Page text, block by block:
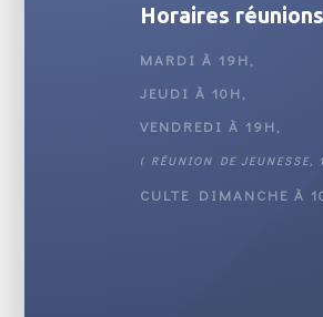
Horaires réunions
MARDI À 19H,
JEUDI À 10H,
VENDREDI À 19H,
( RÉUNION DE JEUNESSE,
CULTE DIMANCHE À